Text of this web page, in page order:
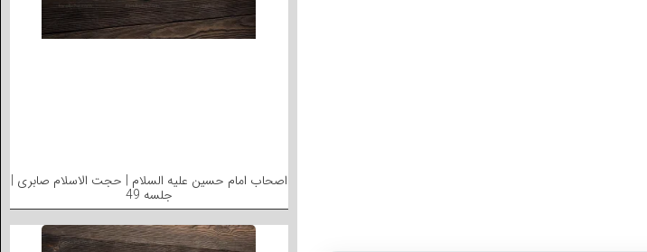
اصحاب امام حسین علیه السلام | حجت الاسلام صابری |
جلسه 49